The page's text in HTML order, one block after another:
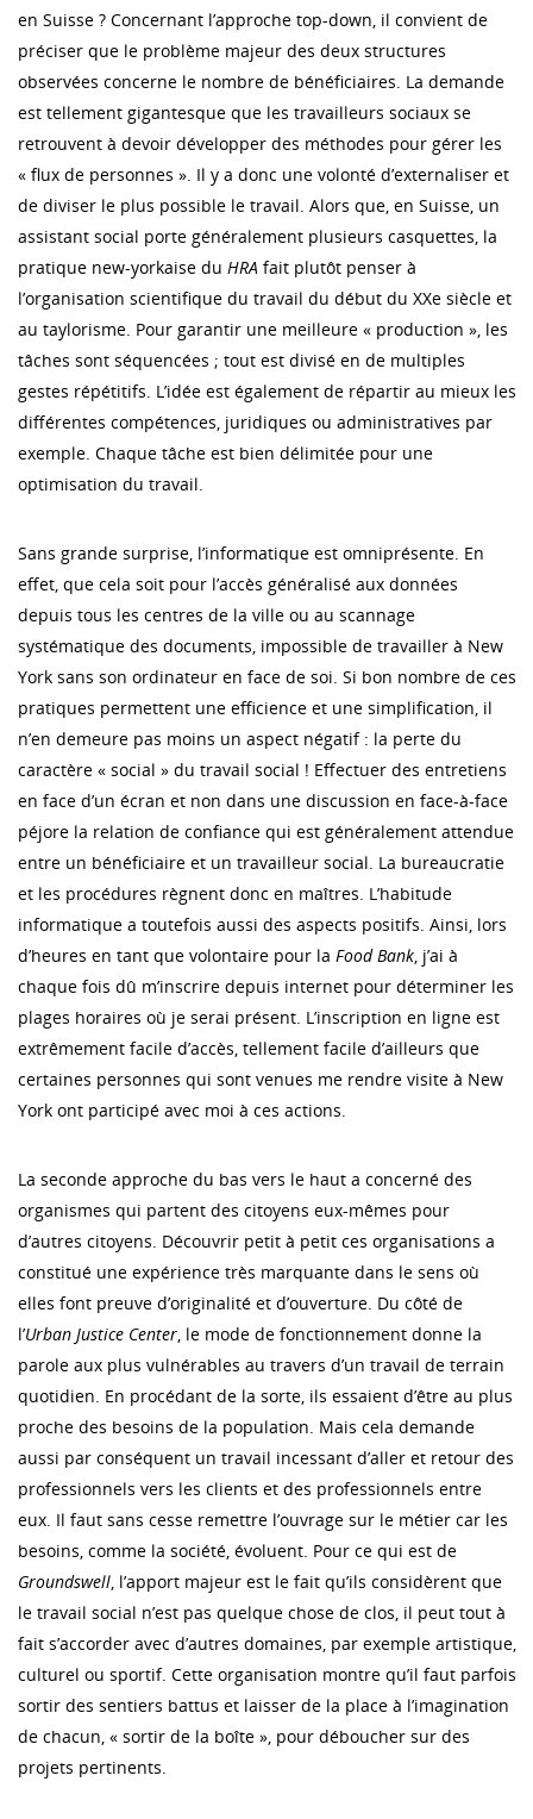
en Suisse ? Concernant l’approche top-down, il convient de
préciser que le problème majeur des deux structures
observées concerne le nombre de bénéficiaires. La demande
est tellement gigantesque que les travailleurs sociaux se
retrouvent à devoir développer des méthodes pour gérer les
« flux de personnes ». Il y a donc une volonté d’externaliser et
de diviser le plus possible le travail. Alors que, en Suisse, un
assistant social porte généralement plusieurs casquettes, la
pratique new-yorkaise du HRA fait plutôt penser à
l’organisation scientifique du travail du début du XXe siècle et
au taylorisme. Pour garantir une meilleure « production », les
tâches sont séquencées ; tout est divisé en de multiples
gestes répétitifs. L’idée est également de répartir au mieux les
différentes compétences, juridiques ou administratives par
exemple. Chaque tâche est bien délimitée pour une
optimisation du travail.
Sans grande surprise, l’informatique est omniprésente. En
effet, que cela soit pour l’accès généralisé aux données
depuis tous les centres de la ville ou au scannage
systématique des documents, impossible de travailler à New
York sans son ordinateur en face de soi. Si bon nombre de ces
pratiques permettent une efficience et une simplification, il
n’en demeure pas moins un aspect négatif : la perte du
caractère « social » du travail social ! Effectuer des entretiens
en face d’un écran et non dans une discussion en face-à-face
péjore la relation de confiance qui est généralement attendue
entre un bénéficiaire et un travailleur social. La bureaucratie
et les procédures règnent donc en maîtres. L’habitude
informatique a toutefois aussi des aspects positifs. Ainsi, lors
d’heures en tant que volontaire pour la Food Bank, j’ai à
chaque fois dû m’inscrire depuis internet pour déterminer les
plages horaires où je serai présent. L’inscription en ligne est
extrêmement facile d’accès, tellement facile d’ailleurs que
certaines personnes qui sont venues me rendre visite à New
York ont participé avec moi à ces actions.
La seconde approche du bas vers le haut a concerné des
organismes qui partent des citoyens eux-mêmes pour
d’autres citoyens. Découvrir petit à petit ces organisations a
constitué une expérience très marquante dans le sens où
elles font preuve d’originalité et d’ouverture. Du côté de
l’Urban Justice Center, le mode de fonctionnement donne la
parole aux plus vulnérables au travers d’un travail de terrain
quotidien. En procédant de la sorte, ils essaient d’être au plus
proche des besoins de la population. Mais cela demande
aussi par conséquent un travail incessant d’aller et retour des
professionnels vers les clients et des professionnels entre
eux. Il faut sans cesse remettre l’ouvrage sur le métier car les
besoins, comme la société, évoluent. Pour ce qui est de
Groundswell, l’apport majeur est le fait qu’ils considèrent que
le travail social n’est pas quelque chose de clos, il peut tout à
fait s’accorder avec d’autres domaines, par exemple artistique,
culturel ou sportif. Cette organisation montre qu’il faut parfois
sortir des sentiers battus et laisser de la place à l’imagination
de chacun, « sortir de la boîte », pour déboucher sur des
projets pertinents.